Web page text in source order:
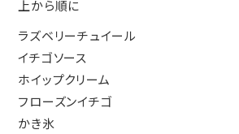
上から順に
ラズベリーチュイール
イチゴソース
ホイップクリーム
フローズンイチゴ
かき氷